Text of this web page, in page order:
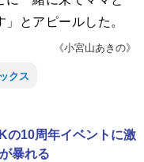
とアピールした。
《小宮山あきの》
クス
の10周年イベントに激
暴れる